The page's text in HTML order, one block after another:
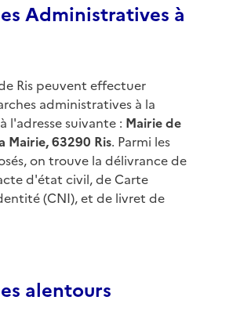
Administratives à
Ris peuvent effectuer
administratives à la
l'adresse suivante : Mairie de
Mairie, 63290 Ris. Parmi les
on trouve la délivrance de
d'état civil, de Carte
(CNI), et de livret de
alentours